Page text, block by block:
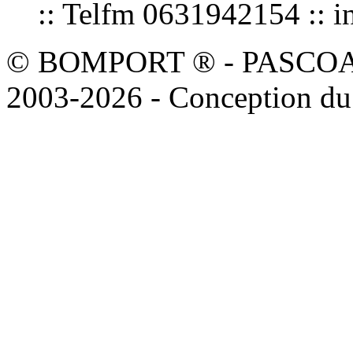
:: Telfm 0631942154 ::
© BOMPORT ® -
2003-2026 - Conception